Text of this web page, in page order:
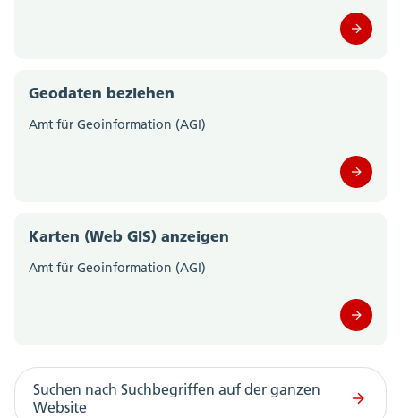
Amt für Wirtschaft und Arbeit (0)
Amtschreiberei (0)
Departement des Innern; Departementssekretariat
Departement für Bildung und Kultur;
Motorfahrzeugkontrolle (0)
Geodaten beziehen
Amt für Geoinformation (AGI)
Karten (Web GIS) anzeigen
Amt für Geoinformation (AGI)
Suchen nach Suchbegriffen auf der ganzen
Website